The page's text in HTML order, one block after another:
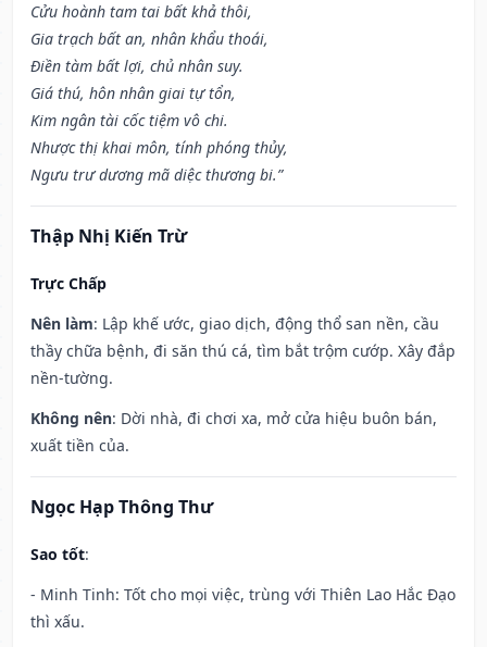
Cửu hoành tam tai bất khả thôi,
Gia trạch bất an, nhân khẩu thoái,
Điền tàm bất lợi, chủ nhân suy.
Giá thú, hôn nhân giai tự tổn,
Kim ngân tài cốc tiệm vô chi.
Nhược thị khai môn, tính phóng thủy,
Ngưu trư dương mã diệc thương bi.”
Thập Nhị Kiến Trừ
Trực Chấp
Nên làm: Lập khế ước, giao dịch, động thổ san nền, cầu
thầy chữa bệnh, đi săn thú cá, tìm bắt trộm cướp. Xây đắp
nền-tường.
Không nên: Dời nhà, đi chơi xa, mở cửa hiệu buôn bán,
xuất tiền của.
Ngọc Hạp Thông Thư
Sao tốt:
- Minh Tinh: Tốt cho mọi việc, trùng với Thiên Lao Hắc Đạo
thì xấu.